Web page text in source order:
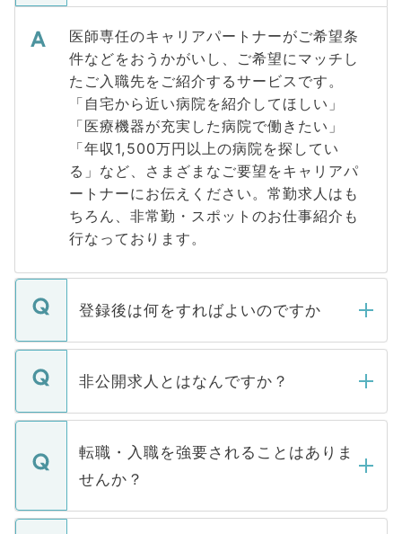
医師専任のキャリアパートナーがご希望条
件などをおうかがいし、ご希望にマッチし
たご入職先をご紹介するサービスです。
「自宅から近い病院を紹介してほしい」
「医療機器が充実した病院で働きたい」
「年収1,500万円以上の病院を探してい
る」など、さまざまなご要望をキャリアパ
ートナーにお伝えください。常勤求人はも
ちろん、非常勤・スポットのお仕事紹介も
行なっております。
登録後は何をすればよいのですか
ご登録いただきましたら、弊社担当者がご
登録内容を確認し、その後メールもしくは
ます。通常、5営業日以内にはご連絡をせて
いただきますので、しばらくお待ちくださ
非公開求人とはなんですか？
マイナビDOCTORで取り扱っている求人の
うち約3割は、Webサイトからご覧いただ
けない「非公開求人」です。非公開求人は
下記の理由によって、一般には公開してい
ません。
転職・入職を強要されることはありま
せんか？
転職・入職を強要することは一切ありませ